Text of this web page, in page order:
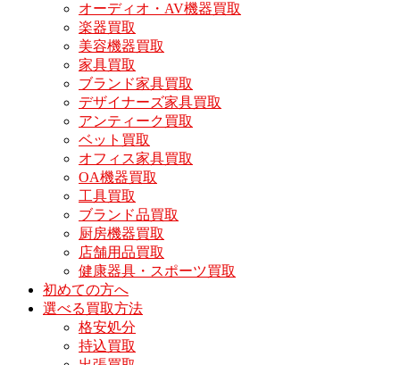
オーディオ・AV機器買取
楽器買取
美容機器買取
家具買取
ブランド家具買取
デザイナーズ家具買取
アンティーク買取
ベット買取
オフィス家具買取
OA機器買取
工具買取
ブランド品買取
厨房機器買取
店舗用品買取
健康器具・スポーツ買取
初めての方へ
選べる買取方法
格安処分
持込買取